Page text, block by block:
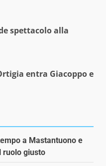
spettacolo alla
entra Giacoppo e
a Mastantuono e
ruolo giusto